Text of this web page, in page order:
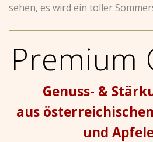
sehen, es wird ein toller
Premium
Genuss- &
aus
und